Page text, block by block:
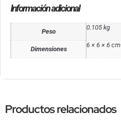
Información adicional
Peso
0.105 kg
Dimensiones
6 × 6 × 6 cm
Productos relacionados